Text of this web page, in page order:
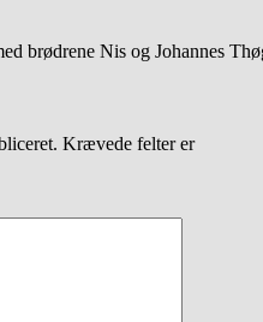
brødrene Nis og Johannes
Krævede felter er